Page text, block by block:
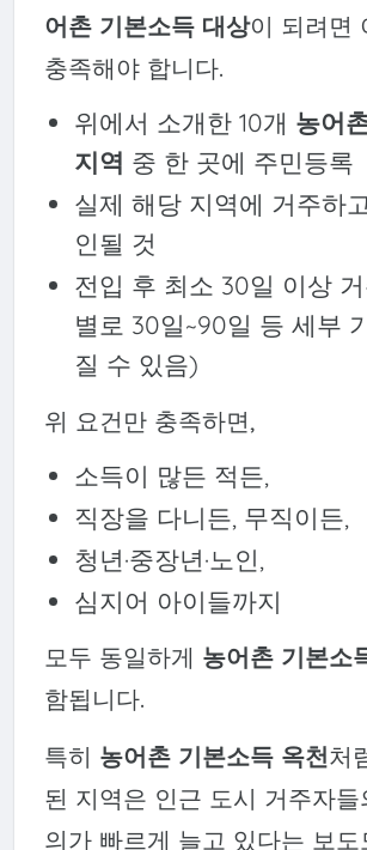
어촌 기본소득 대상이 되려면
충족해야 합니다.
위에서 소개한 10개 농어
지역 중 한 곳에 주민등록
실제 해당 지역에 거주하
인될 것
전입 후 최소 30일 이상
별로 30일~90일 등 세부
질 수 있음)
위 요건만 충족하면,
소득이 많든 적든,
직장을 다니든, 무직이든,
청년·중장년·노인,
심지어 아이들까지
모두 동일하게 농어촌 기본소
함됩니다.
특히 농어촌 기본소득 옥천처
된 지역은 인근 도시 거주자들
의가 빠르게 늘고 있다는 보도